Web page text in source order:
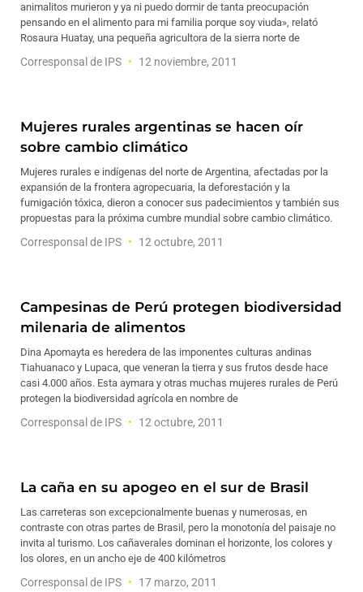
animalitos murieron y ya ni puedo dormir de tanta preocupación
pensando en el alimento para mi familia porque soy viuda», relató
Rosaura Huatay, una pequeña agricultora de la sierra norte de
Corresponsal de IPS 12 noviembre, 2011
Mujeres rurales argentinas se hacen oír
sobre cambio climático
Mujeres rurales e indígenas del norte de Argentina, afectadas por la
expansión de la frontera agropecuaria, la deforestación y la
fumigación tóxica, dieron a conocer sus padecimientos y también sus
propuestas para la próxima cumbre mundial sobre cambio climático.
Corresponsal de IPS 12 octubre, 2011
Campesinas de Perú protegen biodiversidad
milenaria de alimentos
Dina Apomayta es heredera de las imponentes culturas andinas
Tiahuanaco y Lupaca, que veneran la tierra y sus frutos desde hace
casi 4.000 años. Esta aymara y otras muchas mujeres rurales de Perú
protegen la biodiversidad agrícola en nombre de
Corresponsal de IPS 12 octubre, 2011
La caña en su apogeo en el sur de Brasil
Las carreteras son excepcionalmente buenas y numerosas, en
contraste con otras partes de Brasil, pero la monotonía del paisaje no
invita al turismo. Los cañaverales dominan el horizonte, los colores y
los olores, en un ancho eje de 400 kilómetros
Corresponsal de IPS 17 marzo, 2011